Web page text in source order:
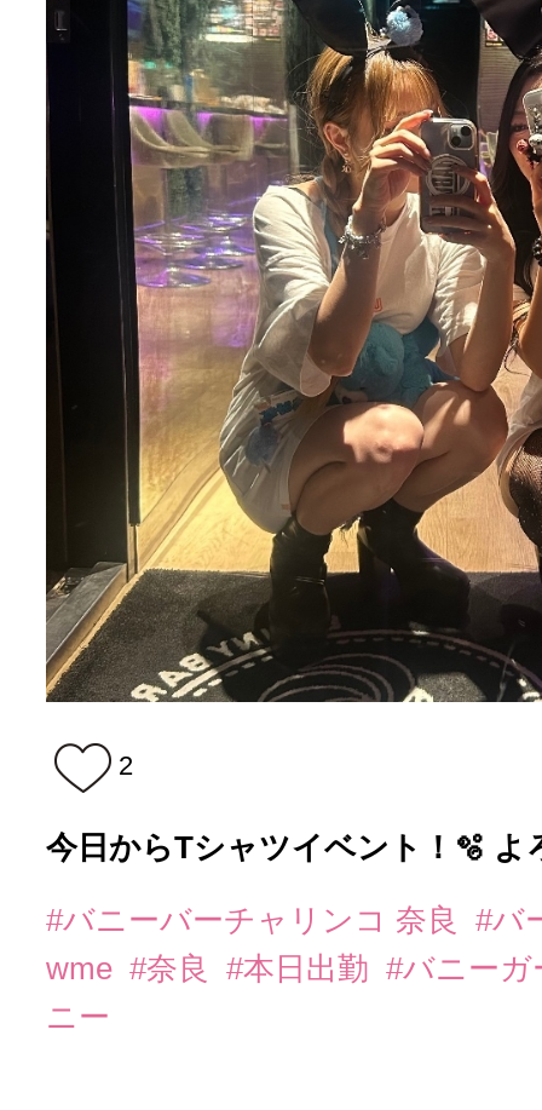
2
今日からTシャツイベント！🫧 よ
#バニーバーチャリンコ 奈良
#バ
wme #奈良 #本日出勤 #バニー
ニー